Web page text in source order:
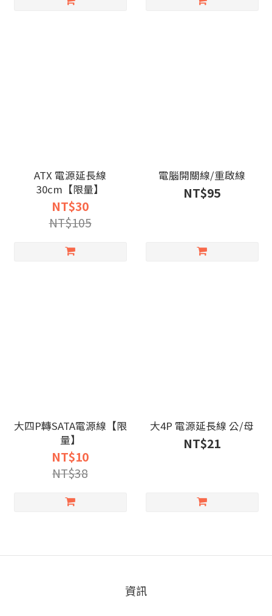
ATX 電源延長線
30cm【限量】
NT$30
NT$105
電腦開關線/重啟線
NT$95
大四P轉SATA電源線【限
量】
NT$10
NT$38
大4P 電源延長線 公/母
NT$21
資訊